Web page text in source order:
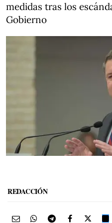
medidas tras los
Gobierno
REDACCIÓN